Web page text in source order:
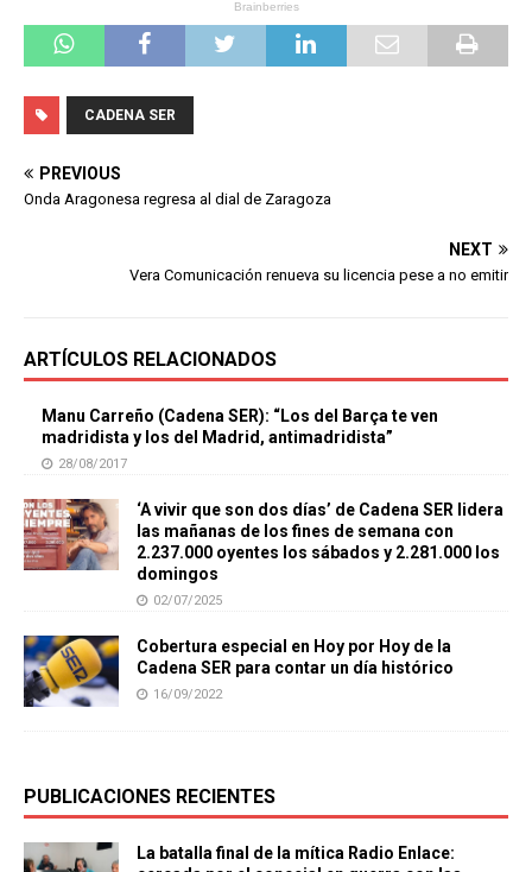
CADENA SER
PREVIOUS
Onda Aragonesa regresa al dial de Zaragoza
NEXT
Vera Comunicación renueva su licencia pese a no emitir
ARTÍCULOS RELACIONADOS
Manu Carreño (Cadena SER): “Los del Barça te ven
madridista y los del Madrid, antimadridista”
28/08/2017
‘A vivir que son dos días’ de Cadena SER lidera
las mañanas de los fines de semana con
2.237.000 oyentes los sábados y 2.281.000 los
domingos
02/07/2025
Cobertura especial en Hoy por Hoy de la
Cadena SER para contar un día histórico
16/09/2022
PUBLICACIONES RECIENTES
La batalla final de la mítica Radio Enlace: